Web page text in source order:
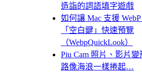
造詣的詞語填字遊戲
如何讓 Mac 支援
「空白鍵」快速預覽
（WebpQuickLook）
Piu Cam 照片、影片
路像海浪一樣捲起…